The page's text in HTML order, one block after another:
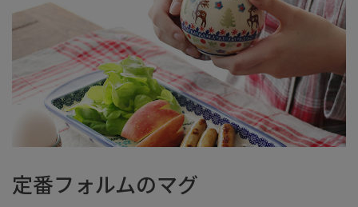
定番フォルムのマグ